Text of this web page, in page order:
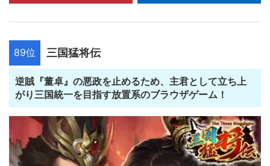
89位 三国猛将伝
逆賊『董卓』の悪政を止めるため、主君として立ち上
がり三国統一を目指す放置系のブラウザゲーム！